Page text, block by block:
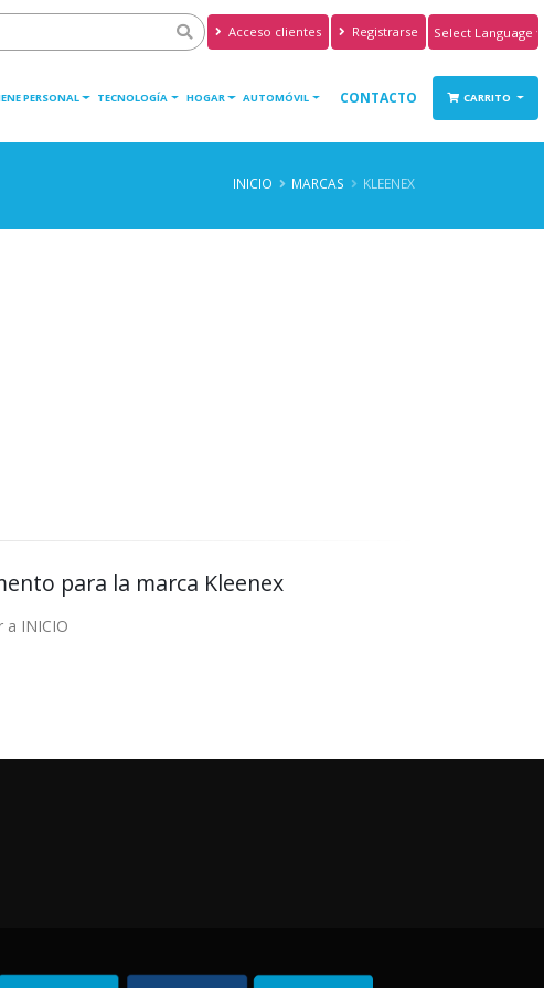
Acceso clientes Registrarse
Translate
PERSONAL TECNOLOGÍA HOGAR AUTOMÓVIL CONTACTO CARRITO
INICIO MARCAS KLEENEX
para la marca Kleenex
a INICIO